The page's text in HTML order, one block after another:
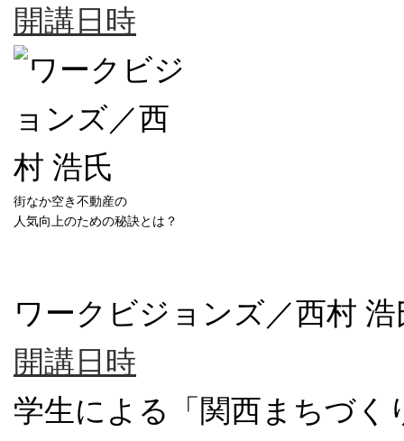
開講日時
街なか空き不動産の
人気向上のための秘訣とは？
ワークビジョンズ／西村 浩
開講日時
学生による「関西まちづく